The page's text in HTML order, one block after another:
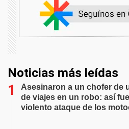
Noticias más leídas
Asesinaron a un chofer de
de viajes en un robo: así fue
violento ataque de los